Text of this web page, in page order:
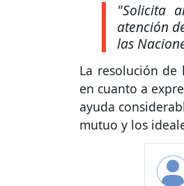
"Solicita
atención
las
La resolución de
en cuanto a
ayuda
mutuo y los